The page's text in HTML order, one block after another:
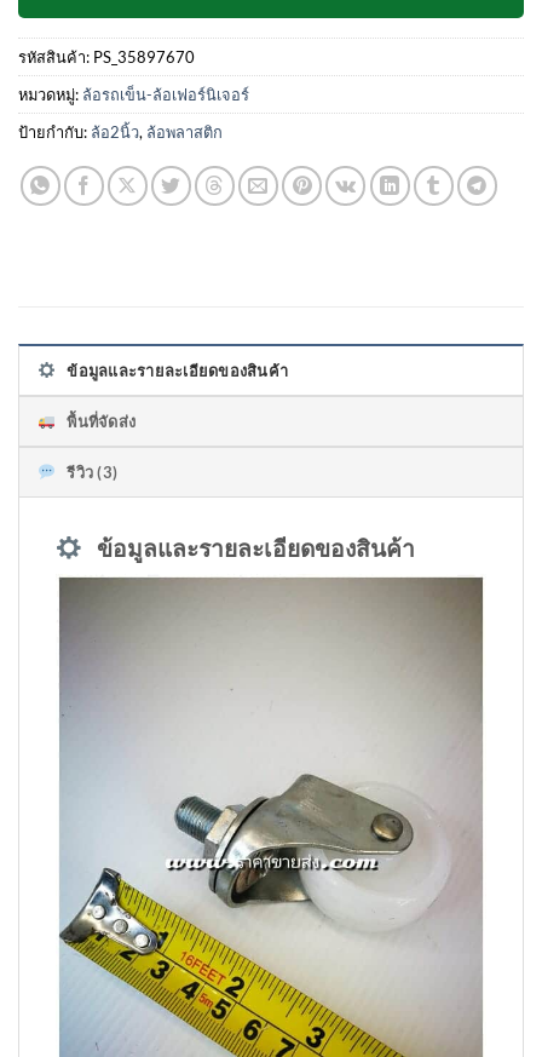
รหัสสินค้า: PS_35897670
หมวดหมู่: ล้อรถเข็น-ล้อเฟอร์นิเจอร์
ป้ายกำกับ: ล้อ2นิ้ว, ล้อพลาสติก
ข้อมูลและรายละเอียดของสินค้า
พื้นที่จัดส่ง
รีวิว (3)
ข้อมูลและรายละเอียดของสินค้า